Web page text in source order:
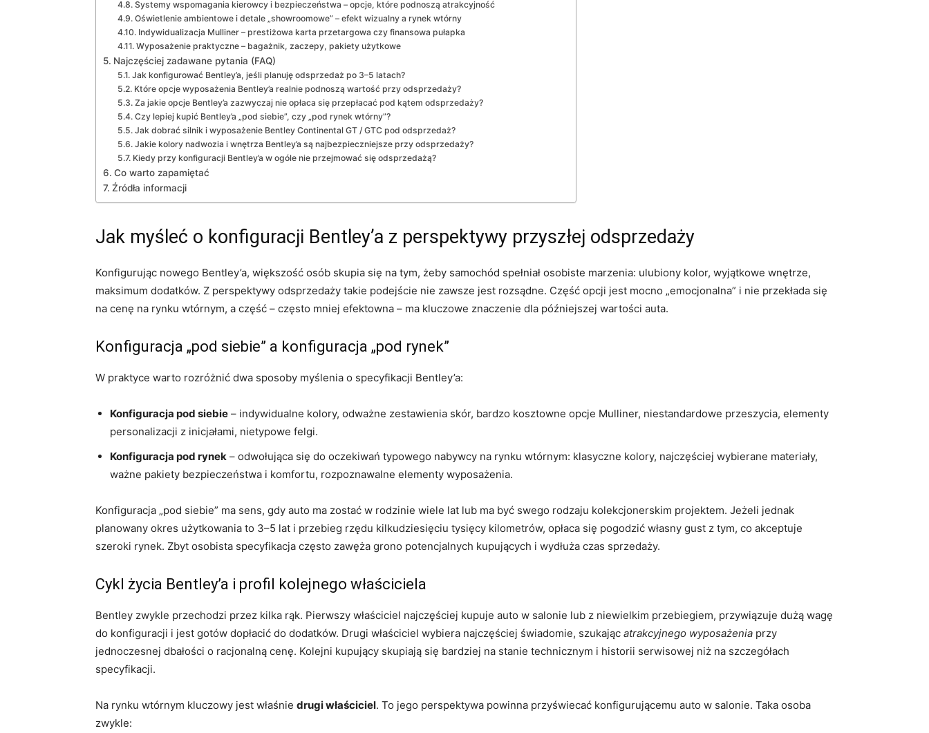
Systemy wspomagania kierowcy i bezpieczeństwa – opcje, które podnoszą atrakcyjność
Oświetlenie ambientowe i detale „showroomowe” – efekt wizualny a rynek wtórny
Indywidualizacja Mulliner – prestiżowa karta przetargowa czy finansowa pułapka
Wyposażenie praktyczne – bagażnik, zaczepy, pakiety użytkowe
Najczęściej zadawane pytania (FAQ)
Jak konfigurować Bentley’a, jeśli planuję odsprzedaż po 3–5 latach?
Które opcje wyposażenia Bentley’a realnie podnoszą wartość przy odsprzedaży?
Za jakie opcje Bentley’a zazwyczaj nie opłaca się przepłacać pod kątem odsprzedaży?
Czy lepiej kupić Bentley’a „pod siebie”, czy „pod rynek wtórny”?
Jak dobrać silnik i wyposażenie Bentley Continental GT / GTC pod odsprzedaż?
Jakie kolory nadwozia i wnętrza Bentley’a są najbezpieczniejsze przy odsprzedaży?
Kiedy przy konfiguracji Bentley’a w ogóle nie przejmować się odsprzedażą?
Co warto zapamiętać
Źródła informacji
Jak myśleć o konfiguracji Bentley’a z perspektywy przyszłej odsprzedaży
Konfigurując nowego Bentley’a, większość osób skupia się na tym, żeby samochód spełniał osobiste marzenia: ulubiony kolor, wyjątkowe wnętrze,
maksimum dodatków. Z perspektywy odsprzedaży takie podejście nie zawsze jest rozsądne. Część opcji jest mocno „emocjonalna” i nie przekłada się
na cenę na rynku wtórnym, a część – często mniej efektowna – ma kluczowe znaczenie dla późniejszej wartości auta.
Konfiguracja „pod siebie” a konfiguracja „pod rynek”
W praktyce warto rozróżnić dwa sposoby myślenia o specyfikacji Bentley’a:
Konfiguracja pod siebie – indywidualne kolory, odważne zestawienia skór, bardzo kosztowne opcje Mulliner, niestandardowe przeszycia, elementy
personalizacji z inicjałami, nietypowe felgi.
Konfiguracja pod rynek – odwołująca się do oczekiwań typowego nabywcy na rynku wtórnym: klasyczne kolory, najczęściej wybierane materiały,
ważne pakiety bezpieczeństwa i komfortu, rozpoznawalne elementy wyposażenia.
Konfiguracja „pod siebie” ma sens, gdy auto ma zostać w rodzinie wiele lat lub ma być swego rodzaju kolekcjonerskim projektem. Jeżeli jednak
planowany okres użytkowania to 3–5 lat i przebieg rzędu kilkudziesięciu tysięcy kilometrów, opłaca się pogodzić własny gust z tym, co akceptuje
szeroki rynek. Zbyt osobista specyfikacja często zawęża grono potencjalnych kupujących i wydłuża czas sprzedaży.
Cykl życia Bentley’a i profil kolejnego właściciela
Bentley zwykle przechodzi przez kilka rąk. Pierwszy właściciel najczęściej kupuje auto w salonie lub z niewielkim przebiegiem, przywiązuje dużą wagę
do konfiguracji i jest gotów dopłacić do dodatków. Drugi właściciel wybiera najczęściej świadomie, szukając atrakcyjnego wyposażenia przy
jednoczesnej dbałości o racjonalną cenę. Kolejni kupujący skupiają się bardziej na stanie technicznym i historii serwisowej niż na szczegółach
specyfikacji.
Na rynku wtórnym kluczowy jest właśnie drugi właściciel. To jego perspektywa powinna przyświecać konfigurującemu auto w salonie. Taka osoba
zwykle: